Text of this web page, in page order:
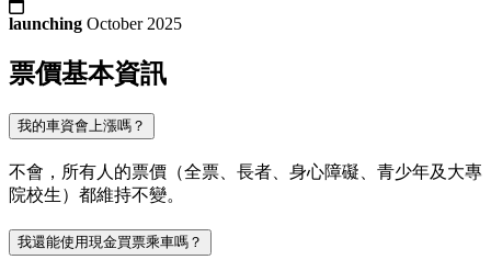
launching October 2025
票價基本資訊
我的車資會上漲嗎？
不會，所有人的票價（全票、長者、身心障礙、青少年及大專
院校生）都維持不變。
我還能使用現金買票乘車嗎？